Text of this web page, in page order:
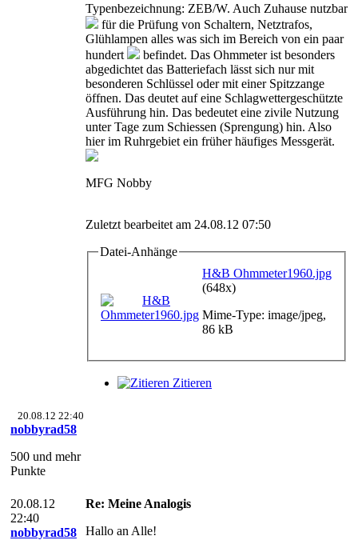
Typenbezeichnung: ZEB/W. Auch Zuhause nutzbar
für die Prüfung von Schaltern, Netztrafos,
Glühlampen alles was sich im Bereich von ein paar
hundert
befindet. Das Ohmmeter ist besonders
abgedichtet das Batteriefach lässt sich nur mit
besonderen Schlüssel oder mit einer Spitzzange
öffnen. Das deutet auf eine Schlagwettergeschützte
Ausführung hin. Das bedeutet eine zivile Nutzung
unter Tage zum Schiessen (Sprengung) hin. Also
hier im Ruhrgebiet ein früher häufiges Messgerät.
MFG Nobby
Zuletzt bearbeitet am 24.08.12 07:50
Datei-Anhänge
H&B Ohmmeter1960.jpg
(648x)
Mime-Type: image/jpeg,
86 kB
Zitieren
20.08.12 22:40
nobbyrad58
500 und mehr
Punkte
20.08.12
22:40
nobbyrad58
Re: Meine Analogis
Hallo an Alle!